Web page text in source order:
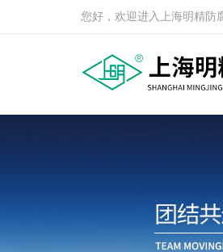
您好，欢迎进入上海明精防